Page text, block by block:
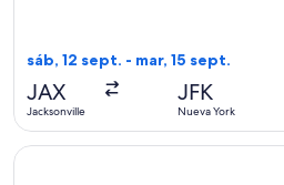
sáb, 12 sept. - mar, 15 sept.
JAX
Jacksonville
JFK
Nueva York
Seleccionar vuelo de JetBlue